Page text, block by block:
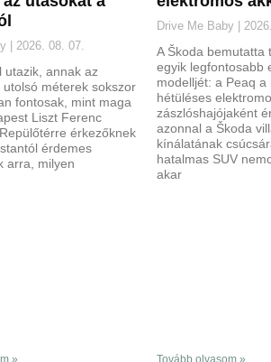
2026. 08. 07.
utazik, annak az
utolsó méterek sokszor
fontosak, mint maga
Liszt Ferenc
érkezőknek
érdemes
arra, milyen
»
Drive Me Baby
A Škoda bemutatta
egyik legfontosabb
modelljét: a Peaq a
hétüléses
zászlóshajójaként
azonnal a Škoda
kínálatának
hatalmas SUV
akar
Tovább olvasom »